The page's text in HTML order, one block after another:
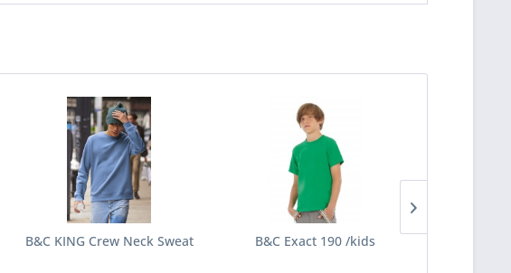
B&C KING Crew Neck Sweat B&C Exact 190 /kids